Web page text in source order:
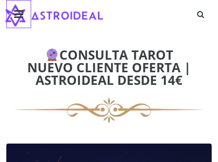
Saltar
contenido
Astroideal
CONSULTA TAROT
NUEVO CLIENTE OFERTA |
ASTROIDEAL DESDE 14€